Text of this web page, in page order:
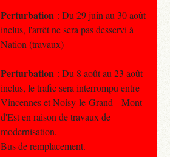
Perturbation : Du 29 juin au 30 août
inclus, l'arrêt ne sera pas desservi à
Nation (travaux)
Perturbation : Du 8 août au 23 août
inclus, le trafic sera interrompu entre
Vincennes et Noisy-le-Grand – Mont
d'Est en raison de travaux de
modernisation.
Bus de remplacement.